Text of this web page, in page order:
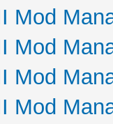
Mod
Mod
Mod
Mod